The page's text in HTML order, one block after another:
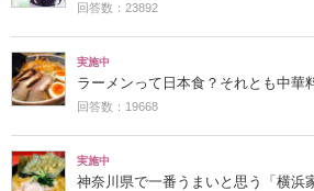
回答数：23892
実施中
ラーメンって日本食？それとも中華
回答数：19668
実施中
神奈川県で一番うまいと思う「横浜